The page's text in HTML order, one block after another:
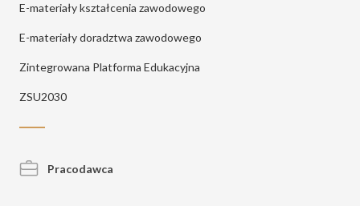
E-materiały kształcenia zawodowego
E-materiały doradztwa zawodowego
Zintegrowana Platforma Edukacyjna
ZSU2030
Pracodawca